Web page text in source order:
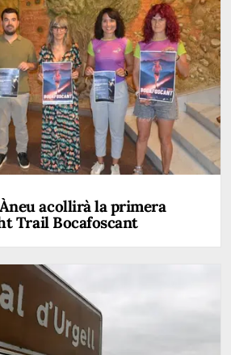
acollirà la primera
Trail Bocafoscant